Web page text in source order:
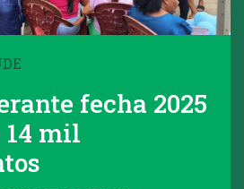
fecha 2025
14 mil